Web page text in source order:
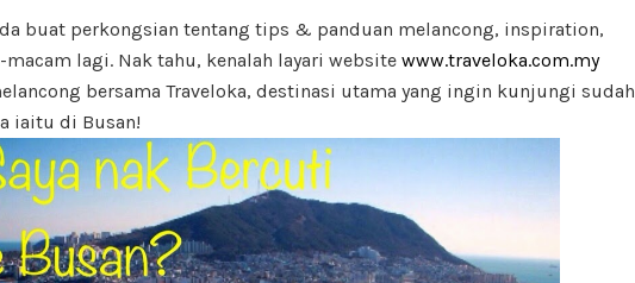
buat perkongsian tentang tips & panduan melancong, inspiration,
lagi. Nak tahu, kenalah layari website www.traveloka.com.my
bersama Traveloka, destinasi utama yang ingin kunjungi sudah
iaitu di Busan!